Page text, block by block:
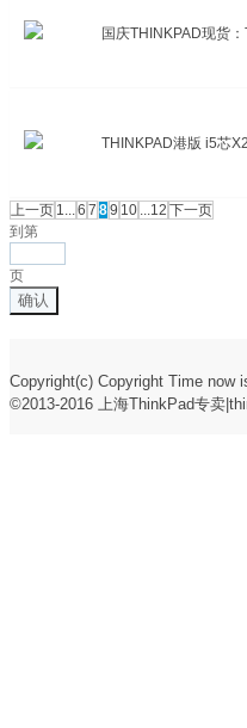
国庆THINKPAD现货
THINKPAD港版 i5芯
上一页 1...6 7 89 10 ...12 下一页
到第
页
确认
Copyright(c) Copyright Time now
©2013-2016 上海ThinkPad专卖